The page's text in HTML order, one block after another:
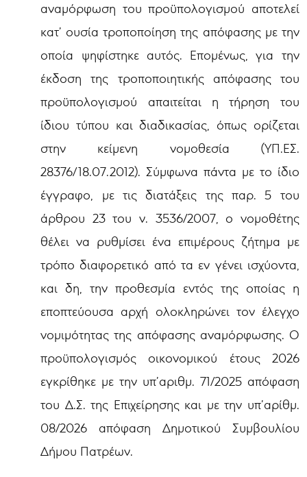
αναμόρφωση του προϋπολογισμού αποτελεί
κατ’ ουσία τροποποίηση της απόφασης με την
οποία ψηφίστηκε αυτός. Επομένως, για την
έκδοση της τροποποιητικής απόφασης του
προϋπολογισμού απαιτείται η τήρηση του
ίδιου τύπου και διαδικασίας, όπως ορίζεται
στην κείμενη νομοθεσία (ΥΠ.ΕΣ.
28376/18.07.2012). Σύμφωνα πάντα με το ίδιο
έγγραφο, με τις διατάξεις της παρ. 5 του
άρθρου 23 του ν. 3536/2007, ο νομοθέτης
θέλει να ρυθμίσει ένα επιμέρους ζήτημα με
τρόπο διαφορετικό από τα εν γένει ισχύοντα,
και δη, την προθεσμία εντός της οποίας η
εποπτεύουσα αρχή ολοκληρώνει τον έλεγχο
νομιμότητας της απόφασης αναμόρφωσης. Ο
προϋπολογισμός οικονομικού έτους 2026
εγκρίθηκε με την υπ’αριθμ. 71/2025 απόφαση
του Δ.Σ. της Επιχείρησης και με την υπ’αρίθμ.
08/2026 απόφαση Δημοτικού Συμβουλίου
Δήμου Πατρέων.